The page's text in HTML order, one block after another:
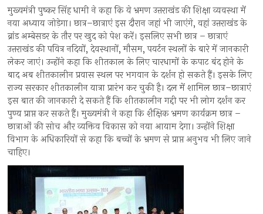
मुख्यमंत्री पुष्कर सिंह धामी ने कहा कि ये भ्रमण उत्तराखंड की शिक्षा व्यवस्था में
नया अध्याय जोड़ेगा। छात्र–छात्राएं इस दौरान जहां भी जाएंगे, वहां उत्तराखंड के
ब्रांड अम्बेसडर के तौर पर खुद को पेश करें। इसलिए सभी छात्र – छात्राएं
उत्तराखंड की पवित्र नदियों, देवस्थानों, मौसम, पयर्टन स्थलों के बारे में जानकारी
लेकर जाएं। उन्होंने कहा कि शीतकाल के लिए चारधामों के कपाट बंद होने के
बाद अब शीतकालीन प्रवास स्थल पर भगवान के दर्शन हो सकते हैं। इसके लिए
राज्य सरकार शीतकालीन यात्रा प्रारंभ कर चुकी है। दल में शामिल छात्र–छात्राएं
इस बात की जानकारी दे सकते हैं कि शीतकालीन गद्दी पर भी लोग दर्शन कर
पुण्य प्राप्त कर सकते हैं। मुख्यमंत्री ने कहा कि शैक्षिक भ्रमण कार्यक्रम छात्र –
छात्राओं की सोच और व्यक्तिव विकास को नया आयाम देगा। उन्होंने शिक्षा
विभाग के अधिकारियों से कहा कि बच्चों के भ्रमण से प्राप्त अनुभव भी लिए जाने
चाहिए।